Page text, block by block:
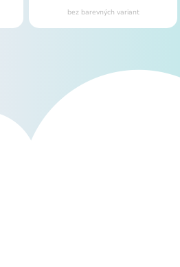
bez barevných variant